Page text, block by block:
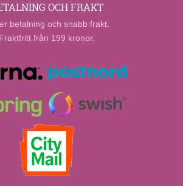
OCH FRAKT
betalning och snabb frakt.
Fraktfritt från 199 kronor.